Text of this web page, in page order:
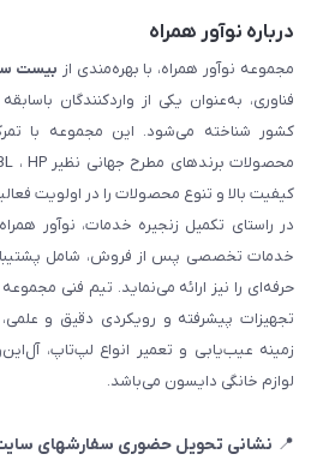
درباره نوآور همراه
مجموعه نوآور همراه، با بهره‌مندی از بیست
فناوری، به‌عنوان یکی از واردکنندگان
کشور شناخته می‌شود. این مجموعه با
کیفیت بالا و تنوع محصولات را در اولویت
در راستای تکمیل زنجیره خدمات، نوآور
خدمات تخصصی پس از فروش، شامل پشتیبانی
حرفه‌ای را نیز ارائه می‌نماید. تیم فنی
تجهیزات پیشرفته و رویکردی دقیق و
زمینه عیب‌یابی و تعمیر انواع لپ‌تاپ،
لوازم خانگی دایسون می‌باشد.
📍 نشانی تحویل حضوری سفارشهای